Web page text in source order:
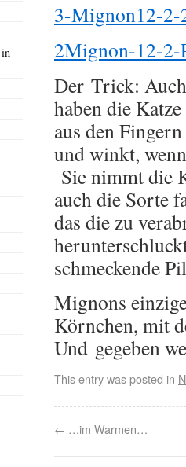
3-Mignon12-
2Mignon-12-2-
Der Trick:
haben die
aus den
und winkt,
Sie nimmt die
auch die Sorte
das die zu
schmeckende
Mignons
Körnchen, mit
Und gegeben
This entry was posted in
← …im Warmen…